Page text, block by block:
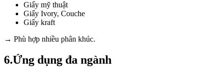
Giấy mỹ thuật
Giấy Ivory, Couche
Giấy kraft
→ Phù hợp nhiều phân khúc.
6.Ứng dụng đa ngành